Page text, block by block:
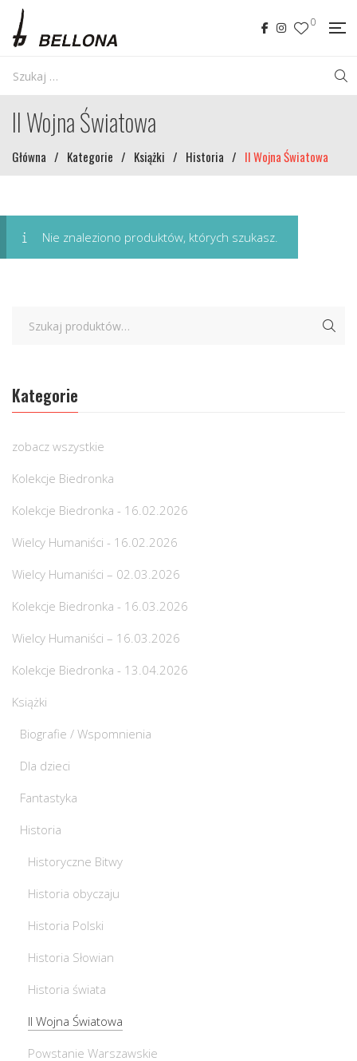
0
II Wojna Światowa
Główna / Kategorie / Książki / Historia / II Wojna Światowa
Nie znaleziono produktów, których szukasz.
Kategorie
zobacz wszystkie
Kolekcje Biedronka
Kolekcje Biedronka - 16.02.2026
Wielcy Humaniści - 16.02.2026
Wielcy Humaniści – 02.03.2026
Kolekcje Biedronka - 16.03.2026
Wielcy Humaniści – 16.03.2026
Kolekcje Biedronka - 13.04.2026
Książki
Biografie / Wspomnienia
Dla dzieci
Fantastyka
Historia
Historyczne Bitwy
Historia obyczaju
Historia Polski
Historia Słowian
Historia świata
II Wojna Światowa
Powstanie Warszawskie